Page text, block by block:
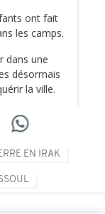
ont fait
les camps.
dans une
désormais
la ville.
EN IRAK